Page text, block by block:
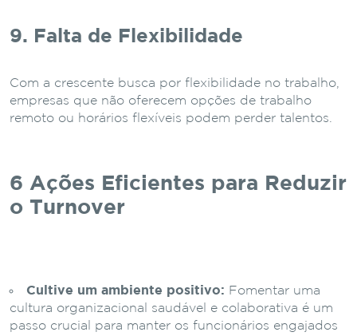
9. Falta de Flexibilidade
Com a crescente busca por flexibilidade no trabalho,
empresas que não oferecem opções de trabalho
remoto ou horários flexíveis podem perder talentos.
6 Ações Eficientes para Reduzir
o Turnover
Cultive um ambiente positivo: Fomentar uma
cultura organizacional saudável e colaborativa é um
passo crucial para manter os funcionários engajados